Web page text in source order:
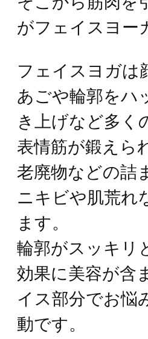
がフェイスヨー
フェイスヨガは
あごや輪郭をハ
き上げなど多く
表情筋が鍛えら
老廃物などの詰
ニキビや肌荒れ
ます。
輪郭がスッキリ
効果に美容が含
イス部分でお悩
動です。